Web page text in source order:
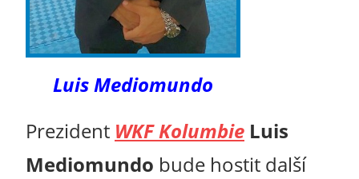
Luis Mediomundo
Prezident WKF Kolumbie Luis
Mediomundo bude hostit další